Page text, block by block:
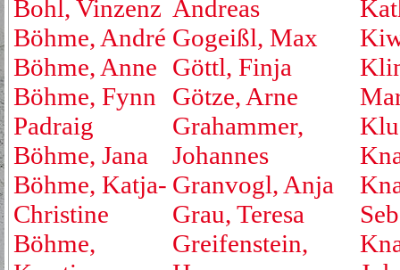
Bohl, Vinzenz
Böhme, André
Böhme, Anne
Böhme, Fynn
Padraig
Böhme, Jana
Böhme, Katja-
Christine
Böhme,
Andreas
Gogeißl, Max
Göttl, Finja
Götze, Arne
Grahammer,
Johannes
Granvogl, Anja
Grau, Teresa
Greifenstein,